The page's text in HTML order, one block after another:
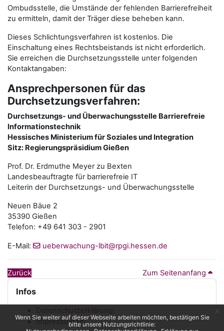
Wenn Sie weiter auf dieser Webseite arbeiten möchten, bestätigen Sie
bitte unsere Nutzungsrichtlinie:
Ombudsstelle, die Umstände der fehlenden Barrierefreiheit
zu ermitteln, damit der Träger diese beheben kann.
Dieses Schlichtungsverfahren ist kostenlos. Die
Einschaltung eines Rechtsbeistands ist nicht erforderlich.
Sie erreichen die Durchsetzungsstelle unter folgenden
Kontaktangaben:
Ansprechpersonen für das
Durchsetzungsverfahren:
Durchsetzungs- und Überwachungsstelle Barrierefreie
Informationstechnik
Hessisches Ministerium für Soziales und Integration
Sitz: Regierungspräsidium Gießen
Prof. Dr. Erdmuthe Meyer zu Bexten
Landesbeauftragte für barrierefreie IT
Leiterin der Durchsetzungs- und Überwachungsstelle
Neuen Bäue 2
35390 Gießen
Telefon: +49 641 303 - 2901
E-Mail: ueberwachung-lbit@rpgi.hessen.de
Zurück Zum Seitenanfang
Blöcke
Infos überspringen
Infos
Datenschutzerklärung
Impressum